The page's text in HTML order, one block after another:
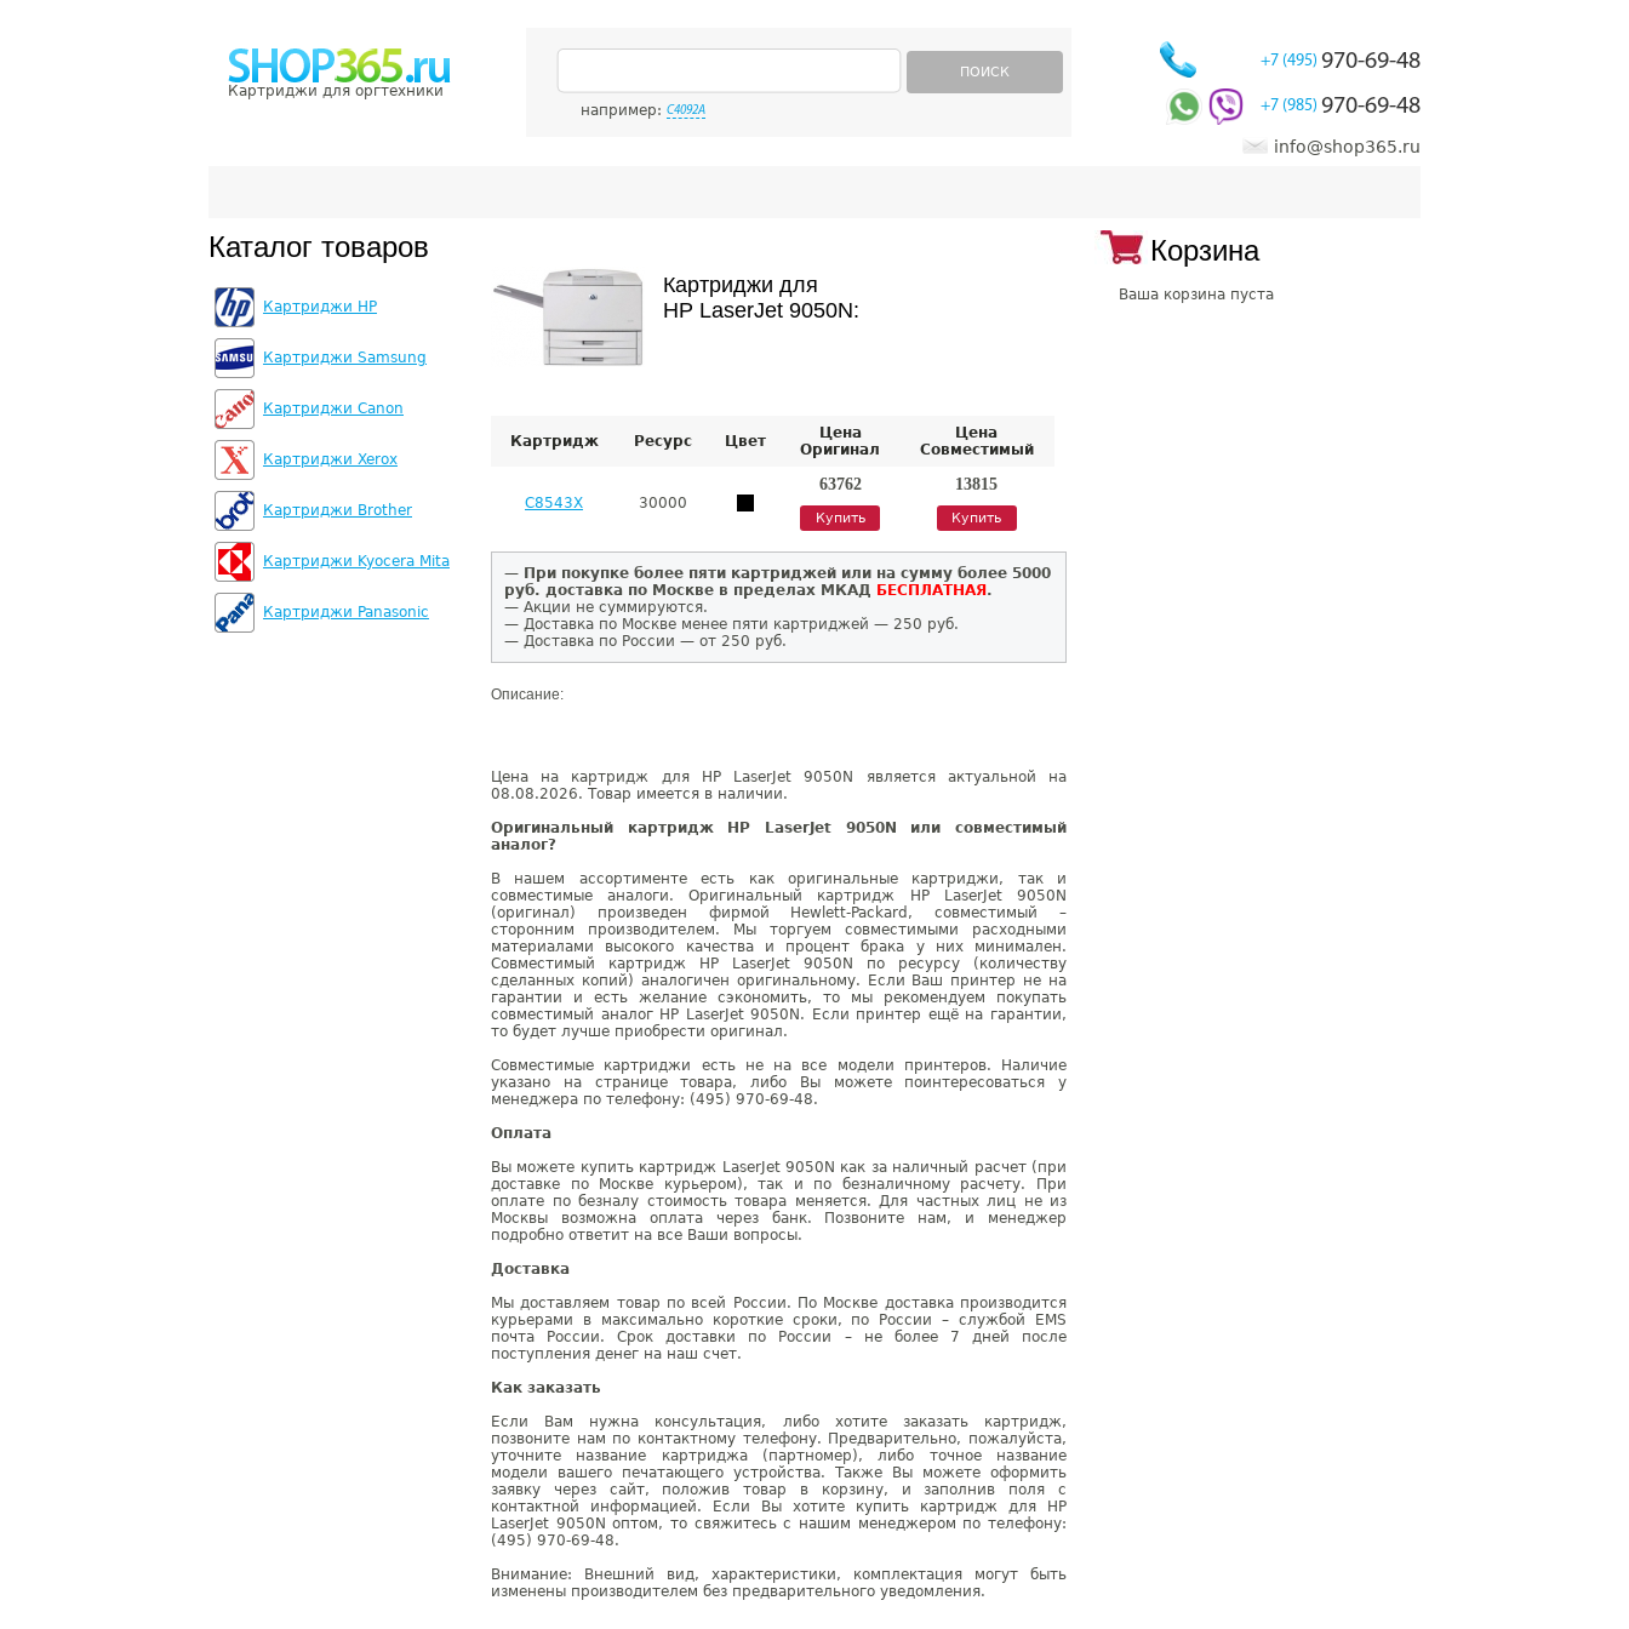
Картриджи для оргтехники
ПОИСК
например: C4092A
+7 (495) 970-69-48
+7 (985) 970-69-48
info@shop365.ru
Каталог товаров
Картриджи HP
Картриджи Samsung
Картриджи Canon
Картриджи Xerox
Картриджи Brother
Картриджи Kyocera Mita
Картриджи Panasonic
Картриджи для
HP LaserJet 9050N:
Картридж Ресурс Цвет
Цена
Оригинал
Цена
Совместимый
C8543X 30000
63762
Купить
13815
Купить
— При покупке более пяти картриджей или на сумму более 5000
руб. доставка по Москве в пределах МКАД БЕСПЛАТНАЯ .
— Акции не суммируются.
— Доставка по Москве менее пяти картриджей — 250 руб.
— Доставка по России — от 250 руб.
Описание:
Цена на картридж для HP LaserJet 9050N является актуальной на
08.08.2026. Товар имеется в наличии.
Оригинальный картридж HP LaserJet 9050N или совместимый
аналог?
В нашем ассортименте есть как оригинальные картриджи, так и
совместимые аналоги. Оригинальный картридж HP LaserJet 9050N
(оригинал) произведен фирмой Hewlett-Packard, совместимый –
сторонним производителем. Мы торгуем совместимыми расходными
материалами высокого качества и процент брака у них минимален.
Совместимый картридж HP LaserJet 9050N по ресурсу (количеству
сделанных копий) аналогичен оригинальному. Если Ваш принтер не на
гарантии и есть желание сэкономить, то мы рекомендуем покупать
совместимый аналог HP LaserJet 9050N. Если принтер ещё на гарантии,
то будет лучше приобрести оригинал.
Совместимые картриджи есть не на все модели принтеров. Наличие
указано на странице товара, либо Вы можете поинтересоваться у
менеджера по телефону: (495) 970-69-48.
Оплата
Вы можете купить картридж LaserJet 9050N как за наличный расчет (при
доставке по Москве курьером), так и по безналичному расчету. При
оплате по безналу стоимость товара меняется. Для частных лиц не из
Москвы возможна оплата через банк. Позвоните нам, и менеджер
подробно ответит на все Ваши вопросы.
Доставка
Мы доставляем товар по всей России. По Москве доставка производится
курьерами в максимально короткие сроки, по России – службой EMS
почта России. Срок доставки по России – не более 7 дней после
поступления денег на наш счет.
Как заказать
Если Вам нужна консультация, либо хотите заказать картридж,
позвоните нам по контактному телефону. Предварительно, пожалуйста,
уточните название картриджа (партномер), либо точное название
модели вашего печатающего устройства. Также Вы можете оформить
заявку через сайт, положив товар в корзину, и заполнив поля с
контактной информацией. Если Вы хотите купить картридж для HP
LaserJet 9050N оптом, то свяжитесь с нашим менеджером по телефону:
(495) 970-69-48.
Внимание: Внешний вид, характеристики, комплектация могут быть
изменены производителем без предварительного уведомления.
Корзина
Ваша корзина пуста